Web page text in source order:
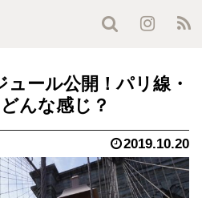
ール公開！パリ線・
んな感じ？
2019.10.20